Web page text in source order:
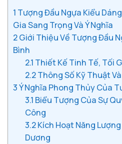
1 Tượng Đầu Ngựa Kiểu
Gia Sang Trọng Và Ý Nghĩa
2Giới Thiệu Về Tượng Đầu
Bình
2.1 Thiết Kế Tinh Tế, Tối
2.2Thông Số Kỹ Thuật
3Ý Nghĩa Phong Thủy Của
3.1 Biểu Tượng Của Sự
Công
3.2Kích Hoạt Năng
Dương